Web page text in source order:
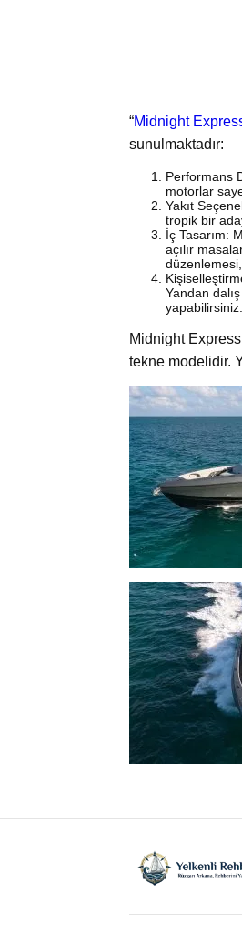
“Midnight
sunulmaktadır:
Performans
motorlar
Yakıt
tropik bir
İç Tasarım:
açılır
Yandan
yapabilirsiniz.
Midnight
tekne modelidir.